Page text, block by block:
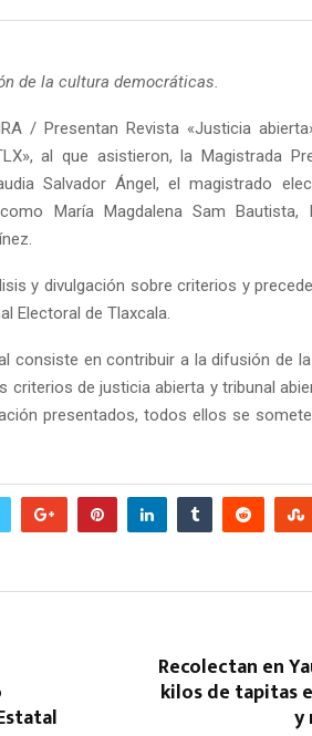
de la cultura democráticas.
/ Presentan Revista «Justicia
al que asistieron, la Magistrada
Salvador Ángel, el magistrado
María Magdalena Sam Bautista,
y divulgación sobre criterios y
Electoral de Tlaxcala.
consiste en contribuir a la difusión de
criterios de justicia abierta y tribunal
presentados, todos ellos se
Recolectan en
kilos de tapitas
y